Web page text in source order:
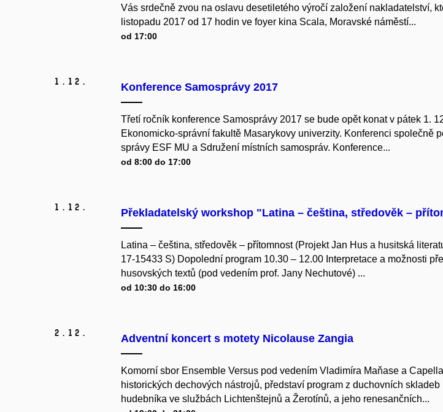
Vás srdečně zvou na oslavu desetiletého výročí založení nakladatelství,
listopadu 2017 od 17 hodin ve foyer kina Scala, Moravské náměstí...
od 17:00
1. 12. Konference Samosprávy 2017
Třetí ročník konference Samosprávy 2017 se bude opět konat v pátek 1.
Ekonomicko-správní fakultě Masarykovy univerzity. Konferenci společně
správy ESF MU a Sdružení místních samospráv. Konference...
od 8:00 do 17:00
1. 12. Překladatelský workshop "Latina – čeština, středověk –
Latina – čeština, středověk – přítomnost (Projekt Jan Hus a husitská
17-15433 S) Dopolední program 10.30 – 12.00 Interpretace a možnosti
husovských textů (pod vedením prof. Jany Nechutové) ...
od 10:30 do 16:00
2. 12. Adventní koncert s motety Nicolause Zangia
Komorní sbor Ensemble Versus pod vedením Vladimíra Maňase a
historických dechových nástrojů, představí program z duchovních
hudebníka ve službách Lichtenštejnů a Žerotínů, a jeho renesančních...